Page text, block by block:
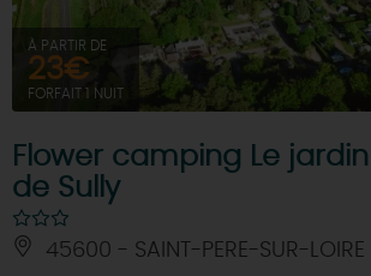
À PARTIR DE
23€
FORFAIT 1 NUIT
Flower camping Le jardin
de Sully
45600 - SAINT-PERE-SUR-LOIRE